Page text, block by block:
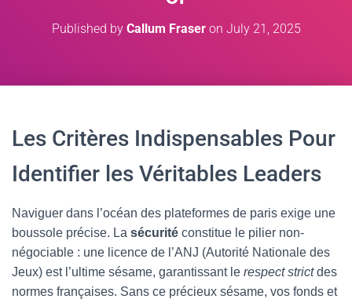
Published by Callum Fraseron July 21, 2025
Les Critères Indispensables Pour
Identifier les Véritables Leaders
Naviguer dans l’océan des plateformes de paris exige une
boussole précise. La sécurité constitue le pilier non-
négociable : une licence de l’ANJ (Autorité Nationale des
Jeux) est l’ultime sésame, garantissant le respect strictdes
normes françaises. Sans ce précieux sésame, vos fonds et